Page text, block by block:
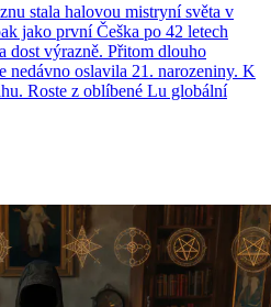
stala halovou mistryní světa v
jako první Češka po 42 letech
dost výrazně. Přitom dlouho
nedávno oslavila 21. narozeniny. K
Roste z oblíbené Lu globální